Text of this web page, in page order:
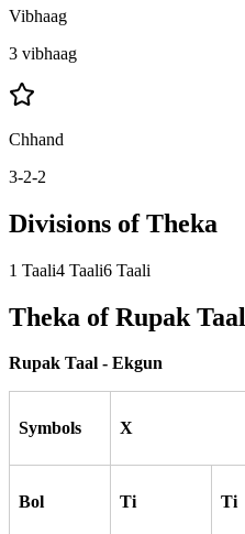
Vibhaag
3 vibhaag
Chhand
3-2-2
Divisions of Theka
1 Taali4 Taali6 Taali
Theka ofRupak Taal
Rupak Taal - Ekgun
Symbols X
Bol Ti Ti